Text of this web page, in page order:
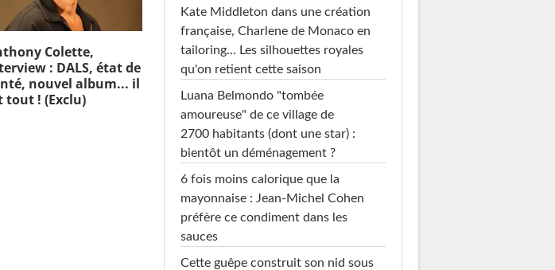
Colette,
: DALS, état de
nouvel album... il
tout ! (Exclu)
Kate Middleton dans une création
française, Charlene de Monaco en
tailoring… Les silhouettes royales
qu'on retient cette saison
Luana Belmondo "tombée
amoureuse" de ce village de
2700 habitants (dont une star) :
bientôt un déménagement ?
6 fois moins calorique que la
mayonnaise : Jean-Michel Cohen
préfère ce condiment dans les
sauces
Cette guêpe construit son nid sous